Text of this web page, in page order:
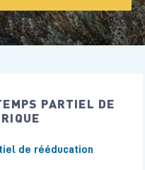
PARTIEL DE
de rééducation